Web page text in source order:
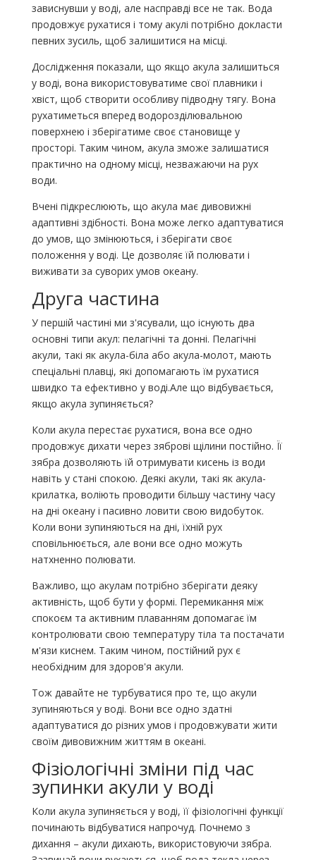
зависнувши у воді, але насправді все не так. Вода
продовжує рухатися і тому акулі потрібно докласти
певних зусиль, щоб залишитися на місці.
Дослідження показали, що якщо акула залишиться
у воді, вона використовуватиме свої плавники і
хвіст, щоб створити особливу підводну тягу. Вона
рухатиметься вперед водорозділювальною
поверхнею і зберігатиме своє становище у
просторі. Таким чином, акула зможе залишатися
практично на одному місці, незважаючи на рух
води.
Вчені підкреслюють, що акула має дивовижні
адаптивні здібності. Вона може легко адаптуватися
до умов, що змінюються, і зберігати своє
положення у воді. Це дозволяє їй полювати і
виживати за суворих умов океану.
Друга частина
У першій частині ми з'ясували, що існують два
основні типи акул: пелагічні та донні. Пелагічні
акули, такі як акула-біла або акула-молот, мають
спеціальні плавці, які допомагають їм рухатися
швидко та ефективно у воді.Але що відбувається,
якщо акула зупиняється?
Коли акула перестає рухатися, вона все одно
продовжує дихати через зяброві щілини постійно. Її
зябра дозволяють їй отримувати кисень із води
навіть у стані спокою. Деякі акули, такі як акула-
крилатка, воліють проводити більшу частину часу
на дні океану і пасивно ловити свою видобуток.
Коли вони зупиняються на дні, їхній рух
сповільнюється, але вони все одно можуть
натхненно полювати.
Важливо, що акулам потрібно зберігати деяку
активність, щоб бути у формі. Перемикання між
спокоєм та активним плаванням допомагає їм
контролювати свою температуру тіла та постачати
м'язи киснем. Таким чином, постійний рух є
необхідним для здоров'я акули.
Тож давайте не турбуватися про те, що акули
зупиняються у воді. Вони все одно здатні
адаптуватися до різних умов і продовжувати жити
своїм дивовижним життям в океані.
Фізіологічні зміни під час
зупинки акули у воді
Коли акула зупиняється у воді, її фізіологічні функції
починають відбуватися напрочуд. Почнемо з
дихання – акули дихають, використовуючи зябра.